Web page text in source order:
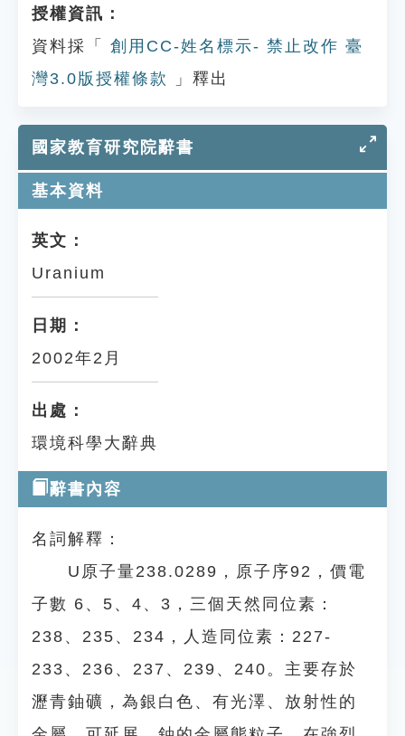
授權資訊：
資料採「
創用CC-姓名標示- 禁止改作 臺
灣3.0版授權條款
」釋出
國家教育研究院辭書
基本資料
英文：
Uranium
日期：
2002年2月
出處：
環境科學大辭典
辭書內容
名詞解釋：
U原子量238.0289，原子序92，價電
子數 6、5、4、3，三個天然同位素：
238、235、234，人造同位素：227-
233、236、237、239、240。主要存於
瀝青鈾礦，為銀白色、有光澤、放射性的